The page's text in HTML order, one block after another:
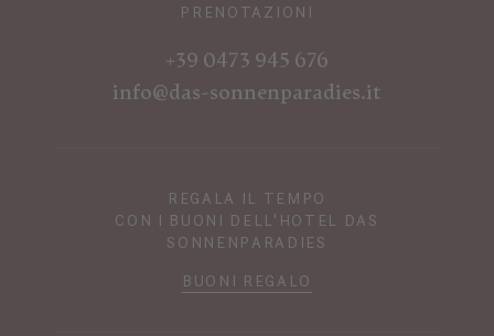
PRENOTAZIONI
+39 0473 945 676
info@das-sonnenparadies.it
REGALA IL TEMPO
CON I BUONI DELL'HOTEL DAS
SONNENPARADIES
BUONI REGALO